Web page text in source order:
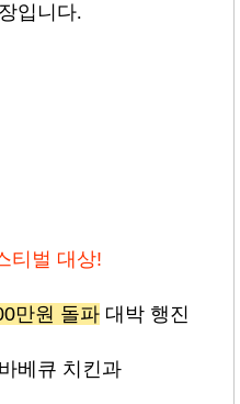
입니다.
티벌 대상!
만원 돌파대박 행진
베큐 치킨과